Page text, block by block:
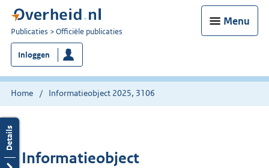
Menu
U
bent
nu
hier:
Publicaties Officiële publicaties
Inloggen
Home Informatieobject 2025, 3106
Informatieobject